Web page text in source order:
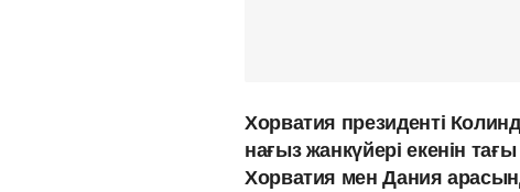
Хорватия президенті
нағыз жанкүйері екенін
Хорватия мен Дания